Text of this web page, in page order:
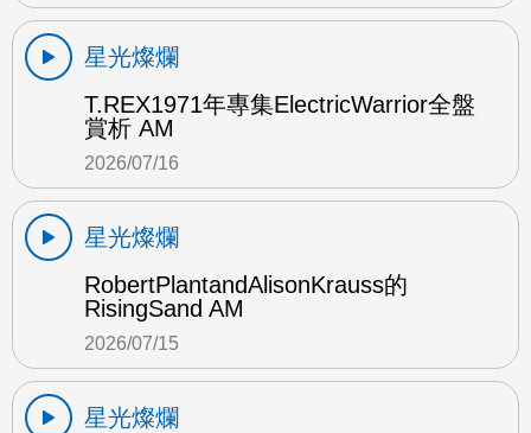
星光燦爛
T.REX1971年專集ElectricWarrior全盤
賞析 AM
2026/07/16
星光燦爛
RobertPlantandAlisonKrauss的
RisingSand AM
2026/07/15
星光燦爛